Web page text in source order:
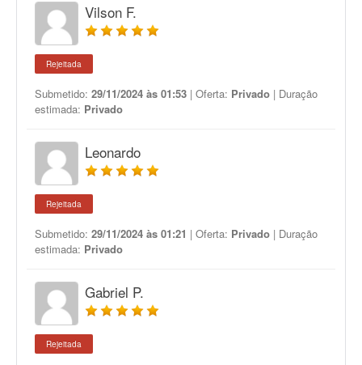
Vilson F.
Rejeitada
Submetido: 29/11/2024 às 01:53 | Oferta: Privado | Duração
estimada: Privado
Leonardo
Rejeitada
Submetido: 29/11/2024 às 01:21 | Oferta: Privado | Duração
estimada: Privado
Gabriel P.
Rejeitada